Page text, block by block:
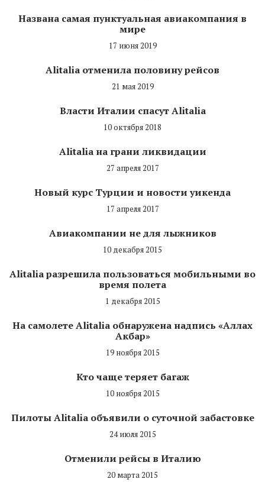
Названа самая пунктуальная авиакомпания в
мире
17 июня 2019
Alitalia отменила половину рейсов
21 мая 2019
Власти Италии спасут Alitalia
10 октября 2018
Alitalia на грани ликвидации
27 апреля 2017
Новый курс Турции и новости уикенда
17 апреля 2017
Авиакомпании не для лыжников
10 декабря 2015
Alitalia разрешила пользоваться мобильными во
время полета
1 декабря 2015
На самолете Alitalia обнаружена надпись «Аллах
Акбар»
19 ноября 2015
Кто чаще теряет багаж
10 ноября 2015
Пилоты Alitalia объявили о суточной забастовке
24 июля 2015
Отменили рейсы в Италию
20 марта 2015